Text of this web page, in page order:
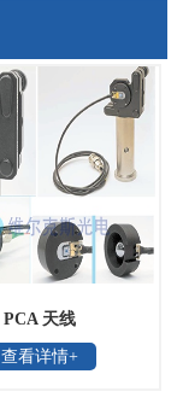
PCA 天线
查看详情+